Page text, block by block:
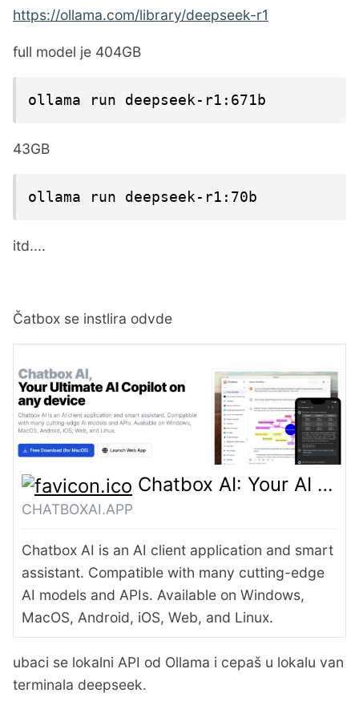
https://ollama.com/library/deepseek-r1
full model je 404GB
ollama run deepseek-r1:671b
43GB
ollama run deepseek-r1:70b
itd....
Čatbox se instlira odvde
Chatbox AI: Your AI Copilot, Best AI Client on any device, Free Download
CHATBOXAI.APP
Chatbox AI is an AI client application and smart
assistant. Compatible with many cutting-edge
AI models and APIs. Available on Windows,
MacOS, Android, iOS, Web, and Linux.
ubaci se lokalni API od Ollama i cepaš u lokalu van
terminala deepseek.